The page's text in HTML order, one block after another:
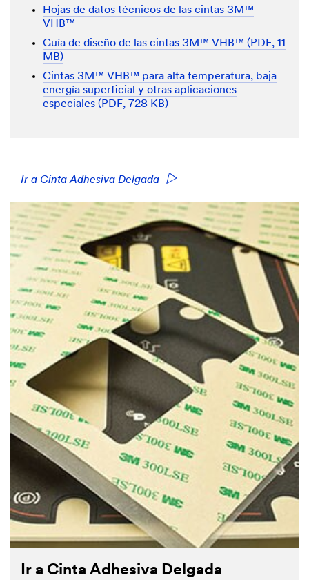
Hojas de datos técnicos de las cintas 3M™
VHB™
Guía de diseño de las cintas 3M™ VHB™ (PDF, 11
MB)
Cintas 3M™ VHB™ para alta temperatura, baja
energía superficial y otras aplicaciones
especiales (PDF, 728 KB)
Ir a Cinta Adhesiva Delgada
Ir a Cinta Adhesiva Delgada